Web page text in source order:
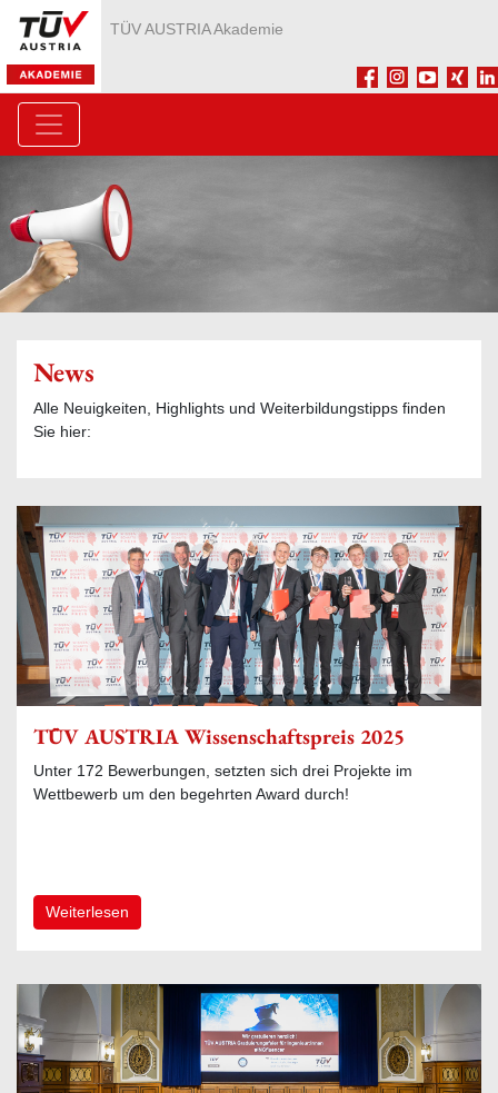
TÜV AUSTRIA Akademie
Facebook
Instagram
Youtube
Xing
News
Alle Neuigkeiten, Highlights und Weiterbildungstipps finden
Sie hier:
TÜV AUSTRIA Wissenschaftspreis 2025
Unter 172 Bewerbungen, setzten sich drei Projekte im
Wettbewerb um den begehrten Award durch!
Weiterlesen